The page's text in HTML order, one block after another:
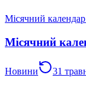
Місячний
Місячний
Новини 31